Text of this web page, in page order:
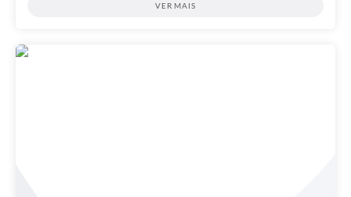
VER MAIS